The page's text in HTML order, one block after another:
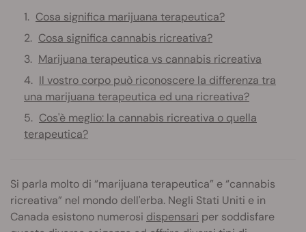
Cosa significa marijuana terapeutica?
Cosa significa cannabis ricreativa?
Marijuana terapeutica vs cannabis ricreativa
Il vostro corpo può riconoscere la differenza tra
una marijuana terapeutica ed una ricreativa?
Cos'è meglio: la cannabis ricreativa o quella
terapeutica?
Si parla molto di “marijuana terapeutica” e “cannabis
ricreativa” nel mondo dell'erba. Negli Stati Uniti e in
Canada esistono numerosi dispensari per soddisfare